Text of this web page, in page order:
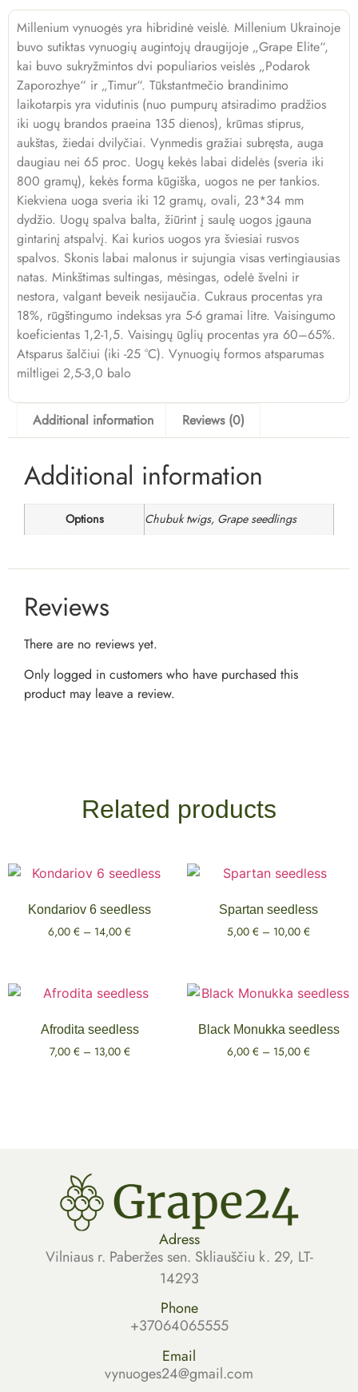
Millenium vynuogės yra hibridinė veislė. Millenium Ukrainoje
buvo sutiktas vynuogių augintojų draugijoje „Grape Elite“,
kai buvo sukryžmintos dvi populiarios veislės „Podarok
Zaporozhye“ ir „Timur“. Tūkstantmečio brandinimo
laikotarpis yra vidutinis (nuo pumpurų atsiradimo pradžios
iki uogų brandos praeina 135 dienos), krūmas stiprus,
aukštas, žiedai dvilyčiai. Vynmedis gražiai subręsta, auga
daugiau nei 65 proc. Uogų kekės labai didelės (sveria iki
800 gramų), kekės forma kūgiška, uogos ne per tankios.
Kiekviena uoga sveria iki 12 gramų, ovali, 23*34 mm
dydžio. Uogų spalva balta, žiūrint į saulę uogos įgauna
gintarinį atspalvį. Kai kurios uogos yra šviesiai rusvos
spalvos. Skonis labai malonus ir sujungia visas vertingiausias
natas. Minkštimas sultingas, mėsingas, odelė švelni ir
nestora, valgant beveik nesijaučia. Cukraus procentas yra
18%, rūgštingumo indeksas yra 5-6 gramai litre. Vaisingumo
koeficientas 1,2-1,5. Vaisingų ūglių procentas yra 60–65%.
Atsparus šalčiui (iki -25 °C). Vynuogių formos atsparumas
miltligei 2,5-3,0 balo
Additional information Reviews (0)
Additional information
Options Chubuk twigs, Grape seedlings
Reviews
There are no reviews yet.
Only logged in customers who have purchased this
product may leave a review.
Related products
Kondariov 6 seedless
6,00 € – 14,00 €
Spartan seedless
5,00 € – 10,00 €
Afrodita seedless
7,00 € – 13,00 €
Black Monukka seedless
6,00 € – 15,00 €
Adress
Vilniaus r. Paberžes sen. Skliauščiu k. 29, LT-
14293
Phone
+37064065555
Email
vynuoges24@gmail.com